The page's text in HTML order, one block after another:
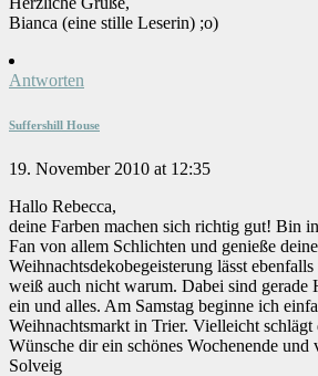
Bianca (eine stille Leserin) ;o)
Antworten
Suffershill House
19. November 2010 at 12:35
Hallo Rebecca,
deine Farben machen sich richtig gut! Bin
Fan von allem Schlichten und genieße
Weihnachtsdekobegeisterung lässt
weiß auch nicht warum. Dabei sind gerade
ein und alles. Am Samstag beginne ich
Weihnachtsmarkt in Trier. Vielleicht schlägt
Wünsche dir ein schönes Wochenende
Solveig